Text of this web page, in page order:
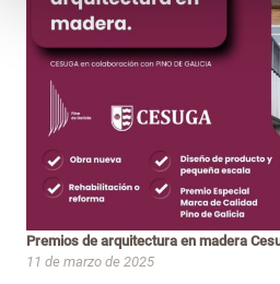
Premios de arquitectura en madera
11 de marzo de 2025